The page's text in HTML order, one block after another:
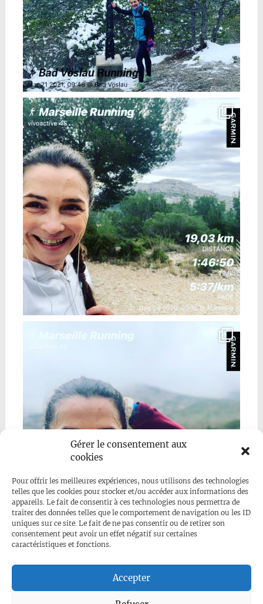
Gérer le consentement aux
cookies
Pour offrir les meilleures expériences, nous utilisons des technologies
telles que les cookies pour stocker et/ou accéder aux informations des
appareils. Le fait de consentir à ces technologies nous permettra de
traiter des données telles que le comportement de navigation ou les ID
uniques sur ce site. Le fait de ne pas consentir ou de retirer son
consentement peut avoir un effet négatif sur certaines
caractéristiques et fonctions.
Accepter